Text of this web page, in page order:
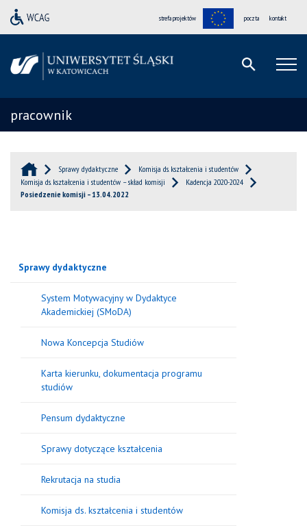
strefa projektów poczta kontakt
pracownik
Sprawy dydaktyczne
Komisja ds. kształcenia i studentów
Komisja ds. kształcenia i studentów – skład komisji
Kadencja 2020-2024
Posiedzenie komisji – 13.04.2022
Sprawy dydaktyczne
System Motywacyjny w Dydaktyce
Akademickiej (SMoDA)
Nowa Koncepcja Studiów
Karta kierunku, dokumentacja programu
studiów
Pensum dydaktyczne
Sprawy dotyczące kształcenia
Rekrutacja na studia
Komisja ds. kształcenia i studentów